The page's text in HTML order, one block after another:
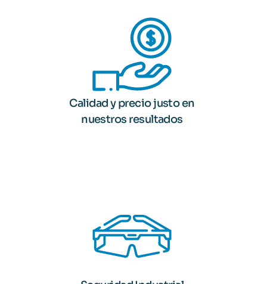
Calidad y precio justo en
nuestros resultados